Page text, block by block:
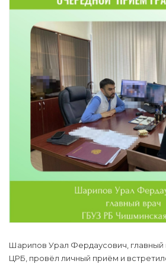
Шарипов Урал Фердаусович,
ЦРБ, провёл личный приём и